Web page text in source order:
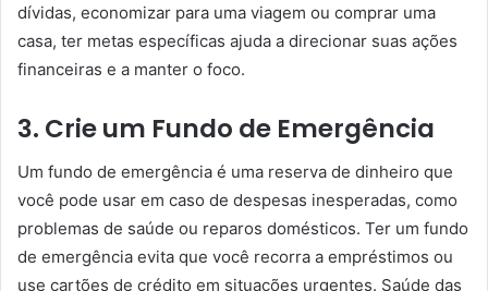
dívidas, economizar para uma viagem ou comprar uma
casa, ter metas específicas ajuda a direcionar suas ações
financeiras e a manter o foco.
3. Crie um Fundo de Emergência
Um fundo de emergência é uma reserva de dinheiro que
você pode usar em caso de despesas inesperadas, como
problemas de saúde ou reparos domésticos. Ter um fundo
de emergência evita que você recorra a empréstimos ou
use cartões de crédito em situações urgentes. Saúde das